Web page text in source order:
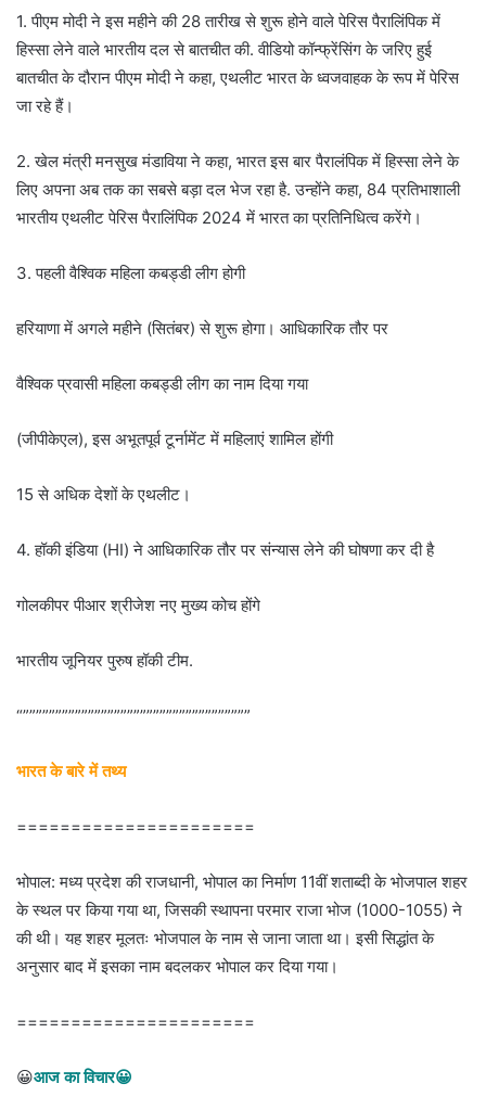
1. पीएम मोदी ने इस महीने की 28 तारीख से शुरू होने वाले पेरिस पैरालिंपिक में
हिस्सा लेने वाले भारतीय दल से बातचीत की. वीडियो कॉन्फ्रेंसिंग के जरिए हुई
बातचीत के दौरान पीएम मोदी ने कहा, एथलीट भारत के ध्वजवाहक के रूप में पेरिस
जा रहे हैं।
2. खेल मंत्री मनसुख मंडाविया ने कहा, भारत इस बार पैरालंपिक में हिस्सा लेने के
लिए अपना अब तक का सबसे बड़ा दल भेज रहा है. उन्होंने कहा, 84 प्रतिभाशाली
भारतीय एथलीट पेरिस पैरालिंपिक 2024 में भारत का प्रतिनिधित्व करेंगे।
3. पहली वैश्विक महिला कबड्डी लीग होगी
हरियाणा में अगले महीने (सितंबर) से शुरू होगा। आधिकारिक तौर पर
वैश्विक प्रवासी महिला कबड्डी लीग का नाम दिया गया
(जीपीकेएल), इस अभूतपूर्व टूर्नामेंट में महिलाएं शामिल होंगी
15 से अधिक देशों के एथलीट।
4. हॉकी इंडिया (HI) ने आधिकारिक तौर पर संन्यास लेने की घोषणा कर दी है
गोलकीपर पीआर श्रीजेश नए मुख्य कोच होंगे
भारतीय जूनियर पुरुष हॉकी टीम.
“”””””””””””””””””””””””””””””””””””
भारत के बारे में तथ्य
======================
भोपाल: मध्य प्रदेश की राजधानी, भोपाल का निर्माण 11वीं शताब्दी के भोजपाल शहर
के स्थल पर किया गया था, जिसकी स्थापना परमार राजा भोज (1000-1055) ने
की थी। यह शहर मूलतः भोजपाल के नाम से जाना जाता था। इसी सिद्धांत के
अनुसार बाद में इसका नाम बदलकर भोपाल कर दिया गया।
======================
😀आज का विचार😀